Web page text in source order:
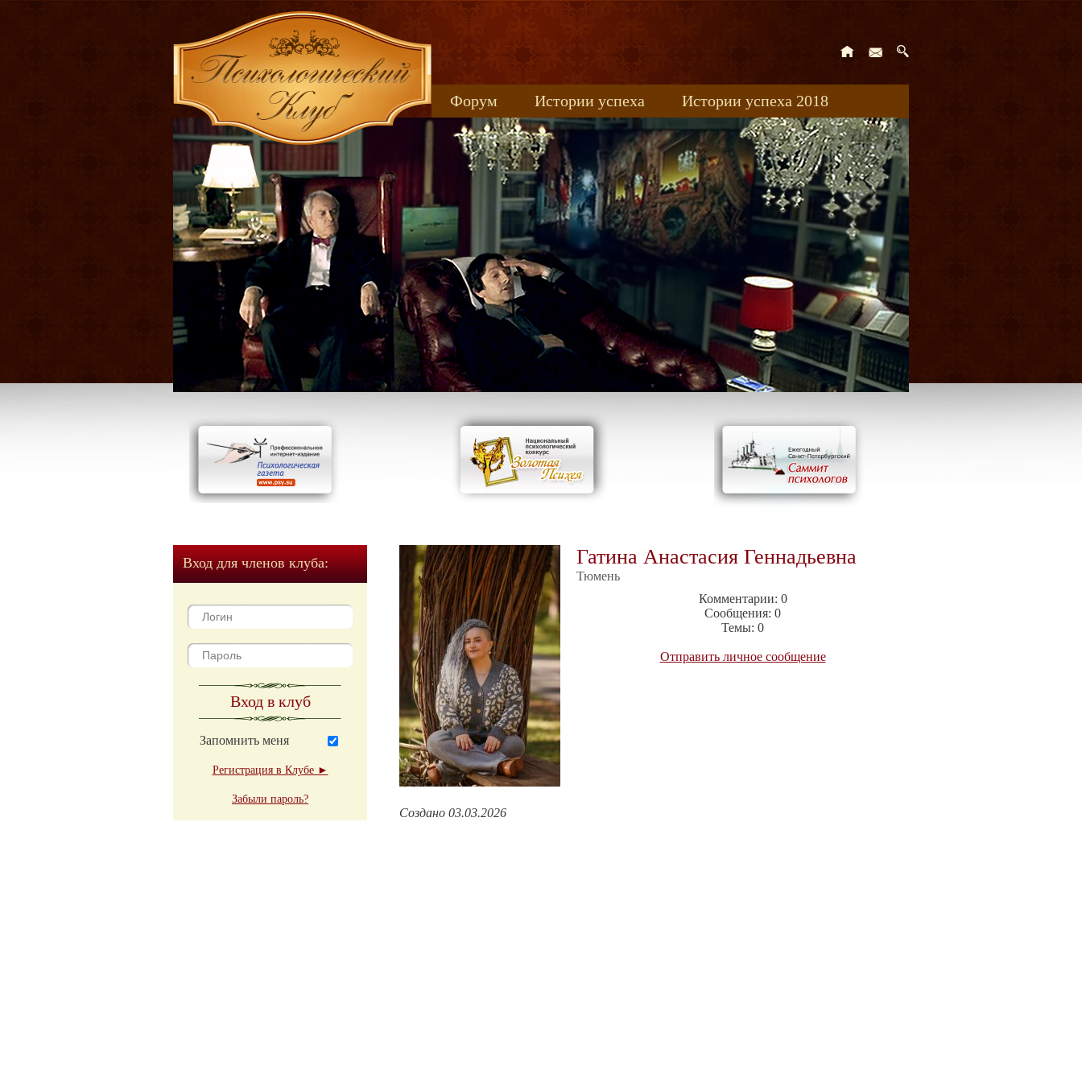
Форум Истории успеха
Истории успеха 2018
Книжные новинки
uspeh_2017
Вход для членов клуба:
Вход в клуб
Запомнить меня
Регистрация в Клубе ►
Забыли пароль?
Гатина Анастасия Геннадьевна
Тюмень
Комментарии: 0
Сообщения: 0
Темы: 0
Отправить личное сообщение
Создано 03.03.2026